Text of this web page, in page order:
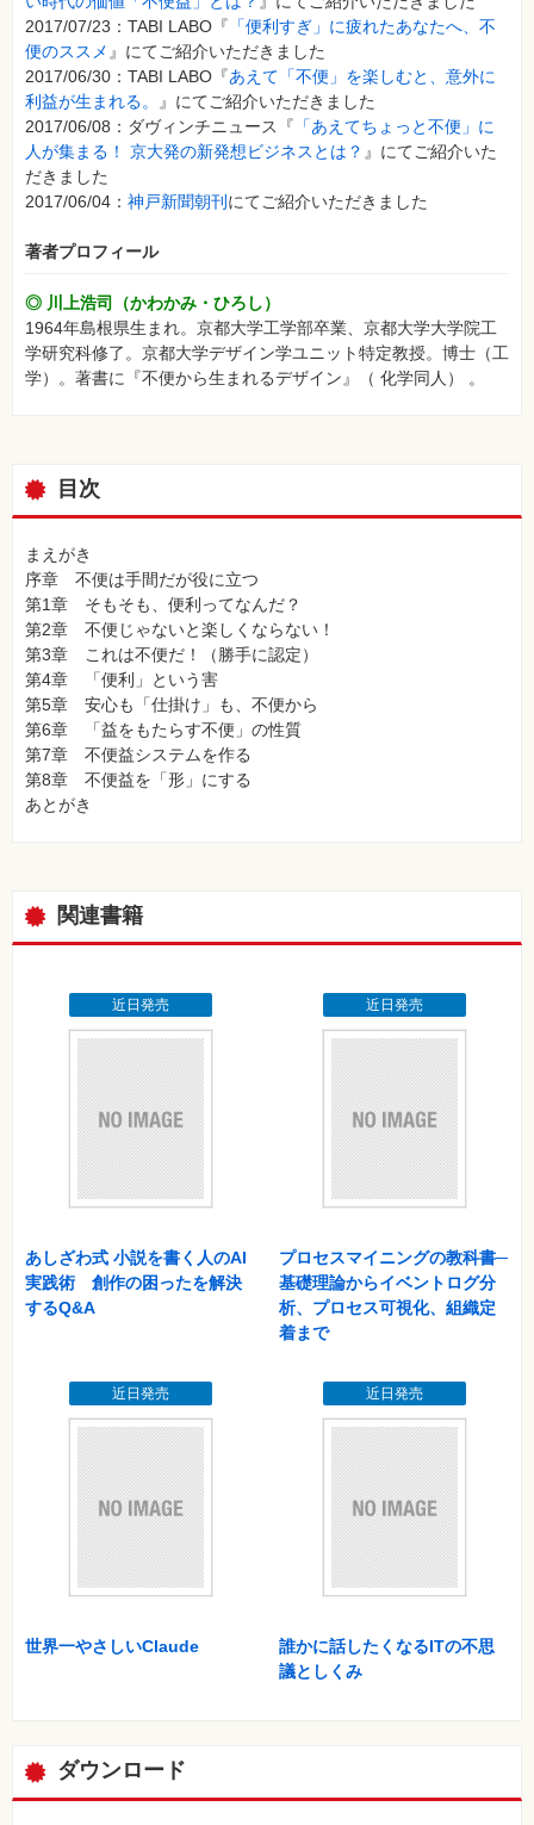
2017/07/23：TABI LABO『 「便利すぎ」に疲れたあなたへ、不
便のススメ 』にてご紹介いただきました
2017/06/30：TABI LABO『あえて「不便」を楽しむと、意外に
利益が生まれる。
』にてご紹介いただきました
2017/06/08：ダヴィンチニュース『 「あえてちょっと不便」に
人が集まる！ 京大発の新発想ビジネスとは？ 』にてご紹介いた
だきました
2017/06/04： 神戸新聞朝刊 にてご紹介いただきました
著者プロフィール
◎ 川上浩司（かわかみ・ひろし）
1964年島根県生まれ。京都大学工学部卒業、京都大学大学院工
学研究科修了。京都大学デザイン学ユニット特定教授。博士（工
学）。著書に『不便から生まれるデザイン』（ 化学同人） 。
目次
まえがき
序章 不便は手間だが役に立つ
第1章 そもそも、便利ってなんだ？
第2章 不便じゃないと楽しくならない！
第3章 これは不便だ！（勝手に認定）
第4章 「便利」という害
第5章 安心も「仕掛け」も、不便から
第6章 「益をもたらす不便」の性質
第7章 不便益システムを作る
第8章 不便益を「形」にする
あとがき
関連書籍
近日発売
あしざわ式 小説を書く人のAI
実践術 創作の困ったを解決
するQ&A
近日発売
プロセスマイニングの教科書─
基礎理論からイベントログ分
析、プロセス可視化、組織定
着まで
近日発売
世界一やさしいClaude
近日発売
誰かに話したくなるITの不思
議としくみ
ダウンロード